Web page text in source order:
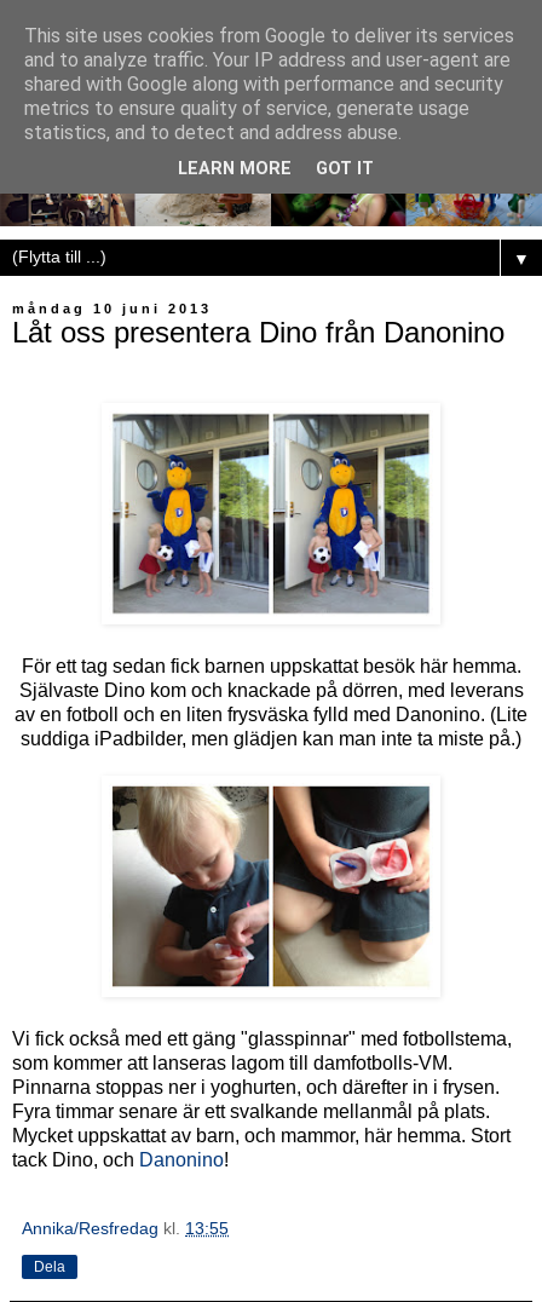
▼
måndag 10 juni 2013
Låt oss presentera Dino från Danonino
För ett tag sedan fick barnen uppskattat besök här hemma.
Självaste Dino kom och knackade på dörren, med leverans
av en fotboll och en liten frysväska fylld med Danonino. (Lite
suddiga iPadbilder, men glädjen kan man inte ta miste på.)
Vi fick också med ett gäng "glasspinnar" med fotbollstema,
som kommer att lanseras lagom till damfotbolls-VM.
Pinnarna stoppas ner i yoghurten, och därefter in i frysen.
Fyra timmar senare är ett svalkande mellanmål på plats.
Mycket uppskattat av barn, och mammor, här hemma. Stort
tack Dino, och Danonino!
Annika/Resfredag kl. 13:55
Dela
This site uses cookies from Google to deliver its services
and to analyze traffic. Your IP address and user-agent are
shared with Google along with performance and security
metrics to ensure quality of service, generate usage
statistics, and to detect and address abuse.
LEARN MORE GOT IT